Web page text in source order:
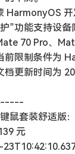
HarmonyOS
”功能支持设
70 Pro、
前限制条件为
更新时间为
鼠套装舒适版
元